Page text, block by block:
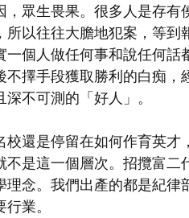
，眾生畏果。很多人是存
所以往往大膽地犯案，等
一個人做任何事和說任何
不擇手段獲取勝利的白痴
不可測的「好人」。
校還是停留在如何作育英
不是這一個層次。招攬富
理念。我們出產的都是紀
業。